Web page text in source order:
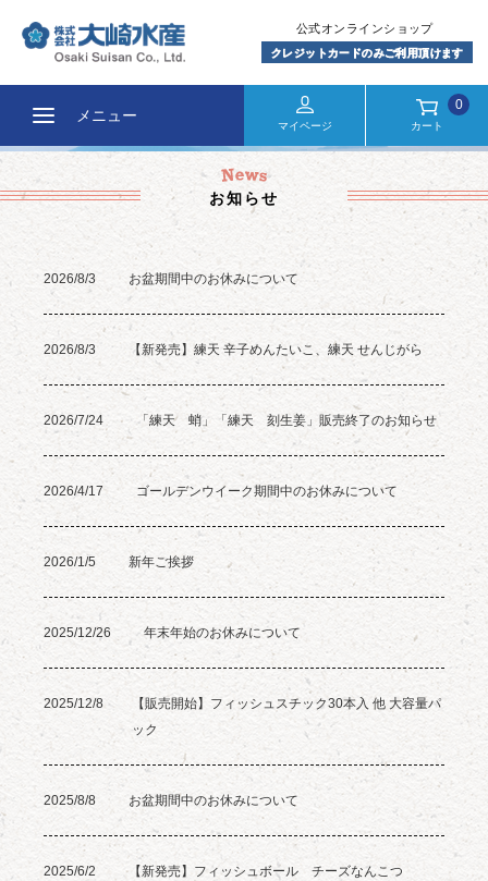
メニュー
マイページ カート
0
お知らせ
2026/8/3 お盆期間中のお休みについて
2026/8/3 【新発売】練天 辛子めんたいこ、練天 せんじがら
2026/7/24 「練天 蛸」「練天 刻生姜」販売終了のお知らせ
2026/4/17 ゴールデンウイーク期間中のお休みについて
2026/1/5 新年ご挨拶
2025/12/26 年末年始のお休みについて
2025/12/8
【販売開始】フィッシュスチック30本入 他 大容量パ
ック
2025/8/8 お盆期間中のお休みについて
2025/6/2 【新発売】フィッシュボール チーズなんこつ